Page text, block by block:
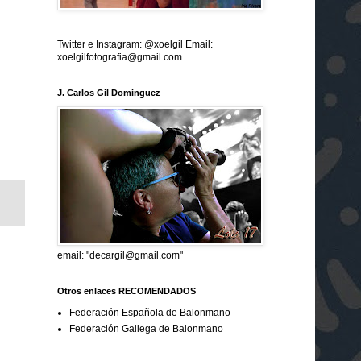
Twitter e Instagram: @xoelgil Email:
xoelgilfotografia@gmail.com
J. Carlos Gil Dominguez
email: "decargil@gmail.com"
Otros enlaces RECOMENDADOS
Federación Española de Balonmano
Federación Gallega de Balonmano